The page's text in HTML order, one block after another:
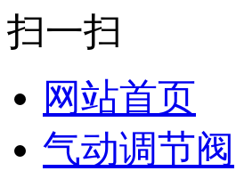
扫一扫
网站首页
气动调节阀